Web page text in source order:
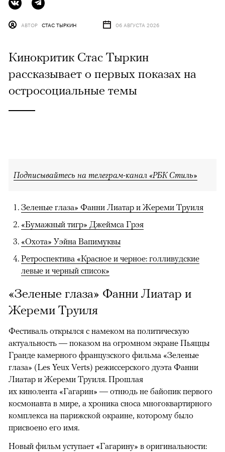
АВТОР СТАС ТЫРКИН 06 АВГУСТА 2026
Кинокритик Стас Тыркин
рассказывает о первых показах на
остросоциальные темы
Подписывайтесь на телеграм-канал «РБК Стиль»
Зеленые глаза» Фанни Лиатар и Жереми Труиля
«Бумажный тигр» Джеймса Грэя
«Охота» Уэйна Вапимуквы
Ретроспектива «Красное и черное: голливудские
левые и черный список»
«Зеленые глаза» Фанни Лиатар и
Жереми Труиля
Фестиваль открылся с намеком на политическую
актуальность — показом на огромном экране Пьяццы
Гранде камерного французского фильма «Зеленые
глаза» (Les Yeux Verts) режиссерского дуэта Фанни
Лиатар и Жереми Труиля. Прошлая
их кинолента «Гагарин» — отнюдь не байопик первого
космонавта в мире, а хроника сноса многоквартирного
комплекса на парижской окраине, которому было
присвоено его имя.
Новый фильм уступает «Гагарину» в оригинальности: